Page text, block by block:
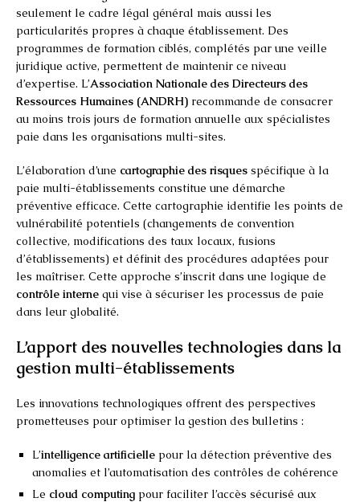
seulement le cadre légal général mais aussi les
particularités propres à chaque établissement. Des
programmes de formation ciblés, complétés par une veille
juridique active, permettent de maintenir ce niveau
d’expertise. L’Association Nationale des Directeurs des
Ressources Humaines (ANDRH) recommande de consacrer
au moins trois jours de formation annuelle aux spécialistes
paie dans les organisations multi-sites.
L’élaboration d’une cartographie des risques spécifique à la
paie multi-établissements constitue une démarche
préventive efficace. Cette cartographie identifie les points de
vulnérabilité potentiels (changements de convention
collective, modifications des taux locaux, fusions
d’établissements) et définit des procédures adaptées pour
les maîtriser. Cette approche s’inscrit dans une logique de
contrôle interne qui vise à sécuriser les processus de paie
dans leur globalité.
L’apport des nouvelles technologies dans la
gestion multi-établissements
Les innovations technologiques offrent des perspectives
prometteuses pour optimiser la gestion des bulletins :
L’intelligence artificielle pour la détection préventive des
anomalies et l’automatisation des contrôles de cohérence
Le cloud computing pour faciliter l’accès sécurisé aux